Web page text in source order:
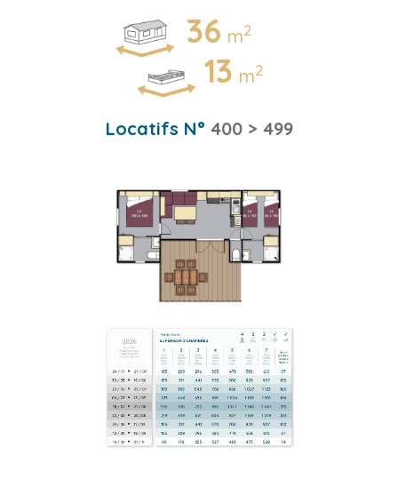
36 m2
13 m2
Locatifs N° 400 > 499